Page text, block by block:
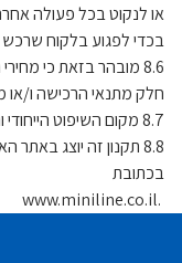
או לנקוט בכל פעולה
בכדי לפגוע בלקוח שרכש
8.6 מובהר בזאת כי
חלק מתנאי הרכישה ו/או
8.7 מקום השיפוט הייחודי והבלעדי יהיה בבית המשפט בתל אביב.
8.8 תקנון זה יוצג
בכתובת
.www.miniline.co.il